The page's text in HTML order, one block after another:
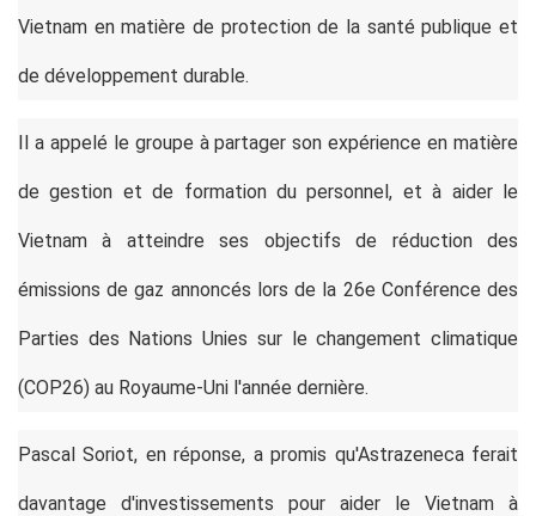
Vietnam en matière de protection de la santé publique et
de développement durable.
Il a appelé le groupe à partager son expérience en matière
de gestion et de formation du personnel, et à aider le
Vietnam à atteindre ses objectifs de réduction des
émissions de gaz annoncés lors de la 26e Conférence des
Parties des Nations Unies sur le changement climatique
(COP26) au Royaume-Uni l'année dernière.
Pascal Soriot, en réponse, a promis qu'Astrazeneca ferait
davantage d'investissements pour aider le Vietnam à